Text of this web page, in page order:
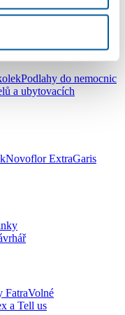
koupelnyPodlahy do
Podlahy do nemocnic
a ubytovacích
Novoflor ExtraGaris
FatraVolné
a Tell us